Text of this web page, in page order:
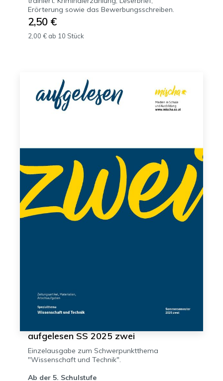
Erörterung sowie das Bewerbungsschreiben.
2,50 €
2,00 € ab 10 Stück
aufgelesen SS 2025 zwei
Einzelausgabe zum Schwerpunktthema
"Wissenschaft und Technik".
Ab der 5. Schulstufe